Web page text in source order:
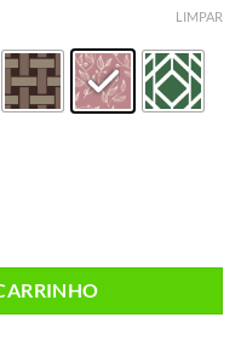
de cliente
LIMPAR